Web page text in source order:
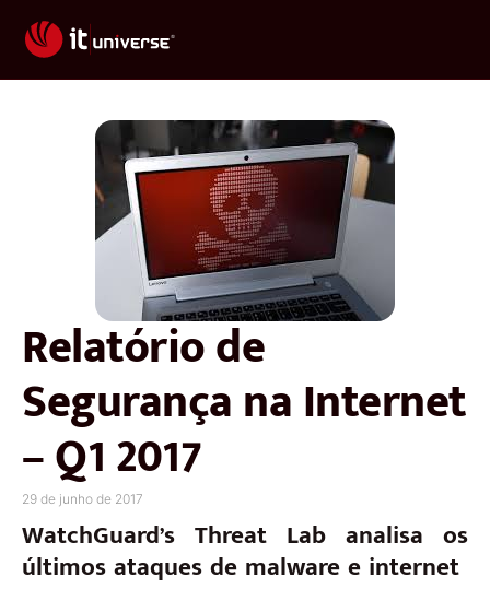
Relatório de
Segurança na Internet
– Q1 2017
29 de junho de 2017
WatchGuard’s Threat Lab analisa os
últimos ataques de malware e internet